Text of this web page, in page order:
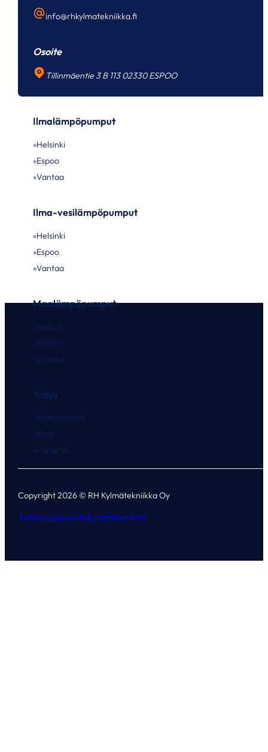
info@rhkylmatekniikka.fi
Osoite
Tillinmäentie 3 B 113 02330 ESPOO
Ilmalämpöpumput
Helsinki
Espoo
Vantaa
Ilma-vesilämpöpumput
Helsinki
Espoo
Vantaa
Maalämpöpumput
Helsinki
Espoo
Vantaa
Yritys
Yhteystiedot
Blogi
Rahoitus
Copyright 2026 © RH Kylmätekniikka Oy
TietosuojalausuntoEvästekäytäntö